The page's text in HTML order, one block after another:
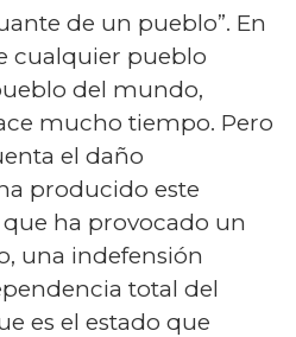
de un pueblo”. En
cualquier pueblo
del mundo,
mucho tiempo. Pero
el daño
producido este
ha provocado un
una indefensión
total del
es el estado que